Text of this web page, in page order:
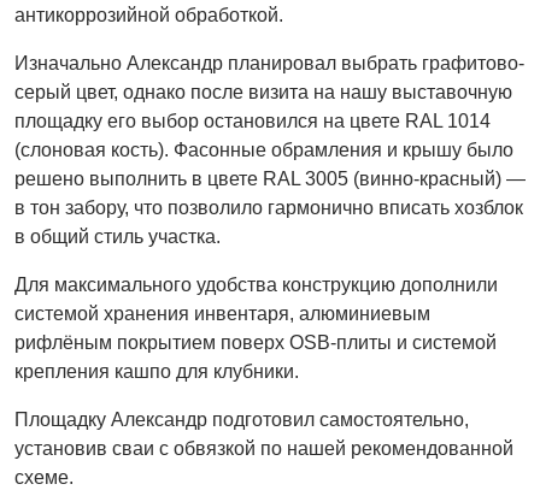
антикоррозийной обработкой.
Изначально Александр планировал выбрать графитово-
серый цвет, однако после визита на нашу выставочную
площадку его выбор остановился на цвете RAL 1014
(слоновая кость). Фасонные обрамления и крышу было
решено выполнить в цвете RAL 3005 (винно-красный) —
в тон забору, что позволило гармонично вписать хозблок
в общий стиль участка.
Для максимального удобства конструкцию дополнили
системой хранения инвентаря, алюминиевым
рифлёным покрытием поверх OSB-плиты и системой
крепления кашпо для клубники.
Площадку Александр подготовил самостоятельно,
установив сваи с обвязкой по нашей рекомендованной
схеме.